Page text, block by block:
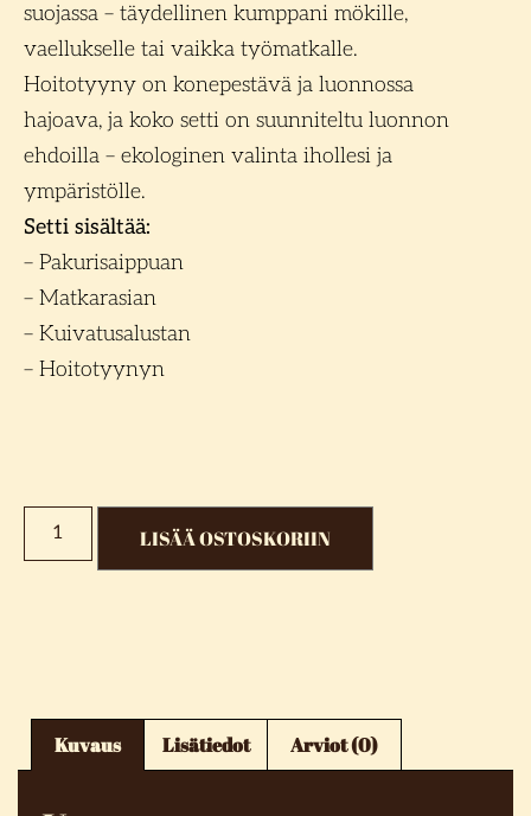
suojassa – täydellinen kumppani mökille,
vaellukselle tai vaikka työmatkalle.
Hoitotyyny on konepestävä ja luonnossa
hajoava, ja koko setti on suunniteltu luonnon
ehdoilla – ekologinen valinta ihollesi ja
ympäristölle.
Setti sisältää:
– Pakurisaippuan
– Matkarasian
– Kuivatusalustan
– Hoitotyynyn
LISÄÄ OSTOSKORIIN
Kuvaus Lisätiedot Arviot (0)